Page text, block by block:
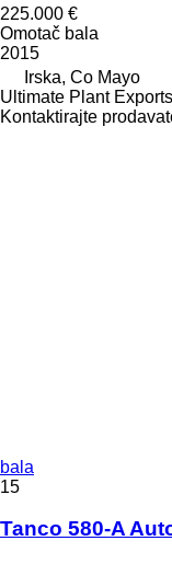
225.000 €
Omotač bala
2015
Irska, Co Mayo
Ultimate Plant Exports
Kontaktirajte
bala
15
Tanco 580-A